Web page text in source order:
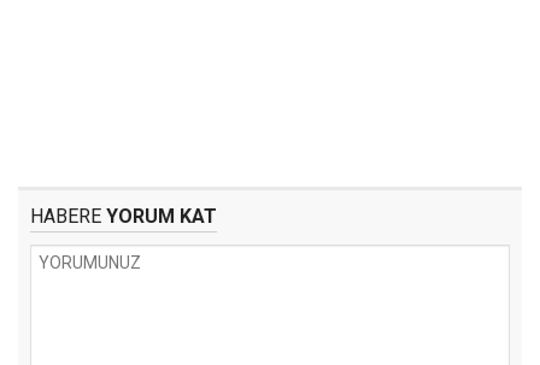
HABERE YORUM KAT